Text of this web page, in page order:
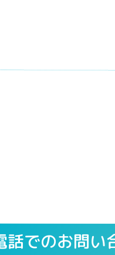
話でのお問い